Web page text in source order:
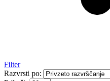
Filter
Razvrsti po: